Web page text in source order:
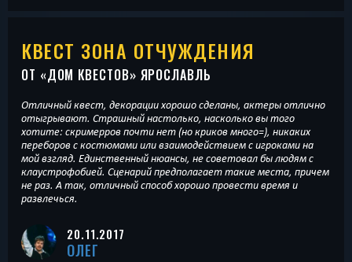
КВЕСТ ЗОНА ОТЧУЖДЕНИЯ
ОТ «ДОМ КВЕСТОВ» ЯРОСЛАВЛЬ
Отличный квест, декорации хорошо сделаны, актеры отлично
отыгрывают. Страшный настолько, насколько вы того
хотите: скримерров почти нет (но криков много=), никаких
переборов с костюмами или взаимодействием с игроками на
мой взгляд. Единственный нюансы, не советовал бы людям с
клаустрофобией. Сценарий предполагает такие места, причем
не раз. А так, отличный способ хорошо провести время и
развлечься.
20.11.2017
ОЛЕГ